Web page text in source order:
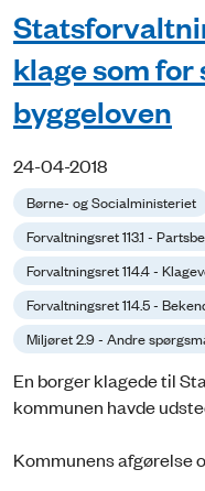
klage som
byggeloven
24-04-2018
Børne- og Socialministeriet
Forvaltningsret 113.1 -
Forvaltningsret 114.4 -
Forvaltningsret 114.5 -
Miljøret 2.9 - Andre
En borger klagede til
kommunen havde
Kommunens afgørelse